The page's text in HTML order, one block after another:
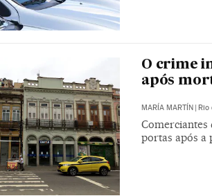
O crime
após
MARÍA MARTÍN
Comerciantes
portas após a